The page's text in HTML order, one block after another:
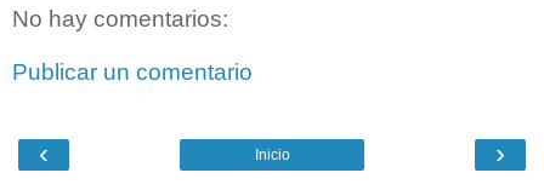
No hay comentarios:
Publicar un comentario
‹ ›
Inicio